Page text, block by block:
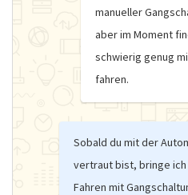
manueller
aber im Moment
schwierig genug
fahren.
Sobald du mit der
vertraut bist, bringe ich
Fahren mit